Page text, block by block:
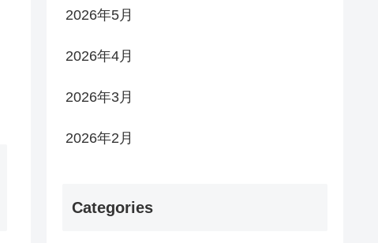
2026年5月
2026年4月
2026年3月
2026年2月
Categories